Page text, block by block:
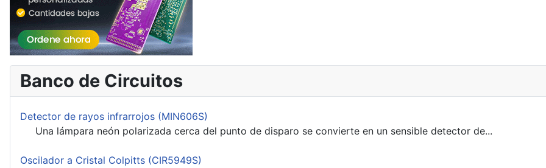
Banco de Circuitos
Detector de rayos infrarrojos (MIN606S)
Una lámpara neón polarizada cerca del punto de disparo se convierte en un sensible detector de...
Oscilador a Cristal Colpitts (CIR5949S)